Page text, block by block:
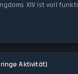
XIV ist voll
Aktivität)